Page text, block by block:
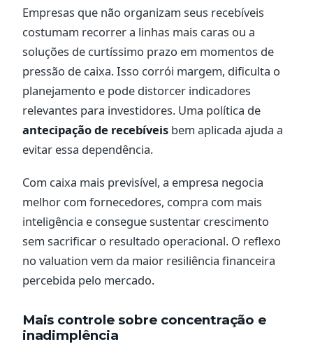
Empresas que não organizam seus recebíveis
costumam recorrer a linhas mais caras ou a
soluções de curtíssimo prazo em momentos de
pressão de caixa. Isso corrói margem, dificulta o
planejamento e pode distorcer indicadores
relevantes para investidores. Uma política de
antecipação de recebíveis bem aplicada ajuda a
evitar essa dependência.
Com caixa mais previsível, a empresa negocia
melhor com fornecedores, compra com mais
inteligência e consegue sustentar crescimento
sem sacrificar o resultado operacional. O reflexo
no valuation vem da maior resiliência financeira
percebida pelo mercado.
Mais controle sobre concentração e
inadimplência